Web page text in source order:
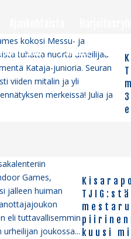
Palaute
kokosi Messu- ja
tuhatta nuorta urheilijaa
Kataja-junioria. Seuran
viiden mitalin ja yli
merkeissä! Julia ja
kuusi
Games,
jälleen huiman
eli tuttavallisemmin
urheilijan joukossa...